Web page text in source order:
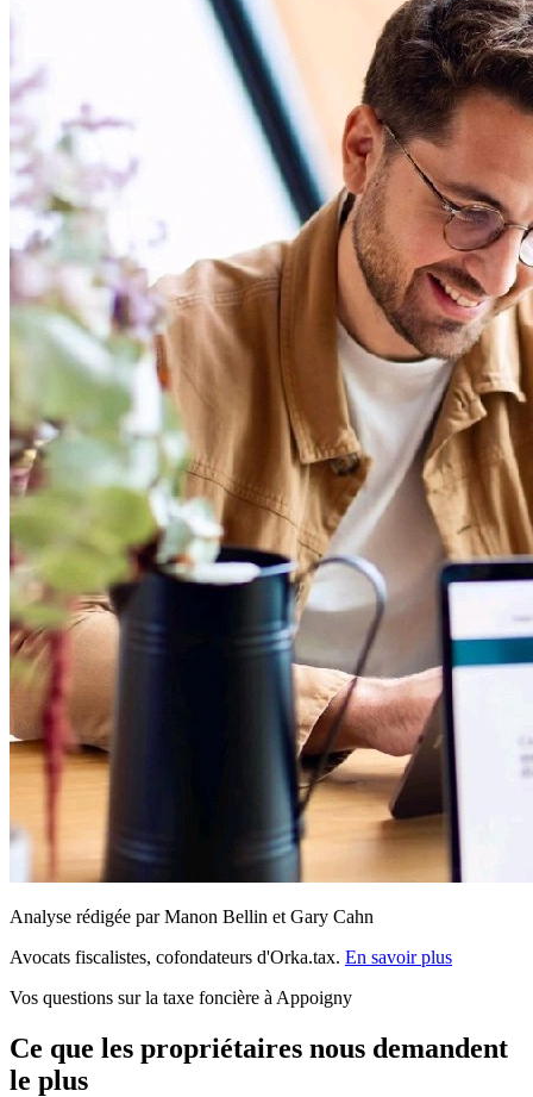
Analyse rédigée par Manon Bellin et Gary Cahn
Avocats fiscalistes, cofondateurs d'Orka.tax. En savoir plus
Vos questions sur la taxe foncière à Appoigny
Ce que les propriétaires nous demandent
le plus